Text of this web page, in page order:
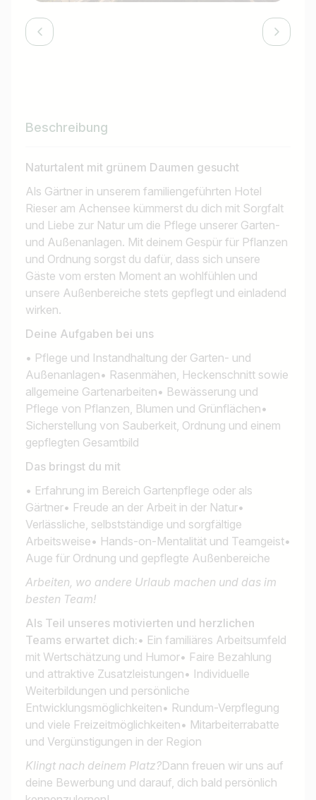
Beschreibung
Naturtalent mit grünem Daumen gesucht
Als Gärtner in unserem familiengeführten Hotel
Rieser am Achensee kümmerst du dich mit Sorgfalt
und Liebe zur Natur um die Pflege unserer Garten-
und Außenanlagen. Mit deinem Gespür für Pflanzen
und Ordnung sorgst du dafür, dass sich unsere
Gäste vom ersten Moment an wohlfühlen und
unsere Außenbereiche stets gepflegt und einladend
wirken.
Deine Aufgaben bei uns
• Pflege und Instandhaltung der Garten- und
Außenanlagen• Rasenmähen, Heckenschnitt sowie
allgemeine Gartenarbeiten• Bewässerung und
Pflege von Pflanzen, Blumen und Grünflächen•
Sicherstellung von Sauberkeit, Ordnung und einem
gepflegten Gesamtbild
Das bringst du mit
• Erfahrung im Bereich Gartenpflege oder als
Gärtner• Freude an der Arbeit in der Natur•
Verlässliche, selbstständige und sorgfältige
Arbeitsweise• Hands-on-Mentalität und Teamgeist•
Auge für Ordnung und gepflegte Außenbereiche
Arbeiten, wo andere Urlaub machen und das im
besten Team!
Als Teil unseres motivierten und herzlichen
Teams erwartet dich:• Ein familiäres Arbeitsumfeld
mit Wertschätzung und Humor• Faire Bezahlung
und attraktive Zusatzleistungen• Individuelle
Weiterbildungen und persönliche
Entwicklungsmöglichkeiten• Rundum-Verpflegung
und viele Freizeitmöglichkeiten• Mitarbeiterrabatte
und Vergünstigungen in der Region
Klingt nach deinem Platz?Dann freuen wir uns auf
deine Bewerbung und darauf, dich bald persönlich